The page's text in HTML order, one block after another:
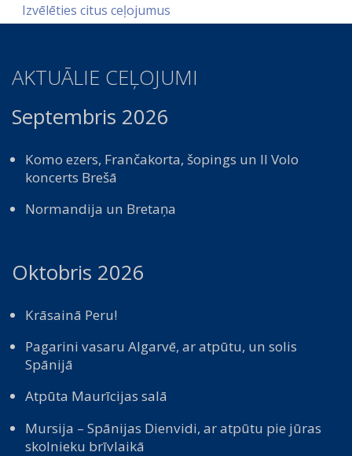
Izvēlēties citus ceļojumus
AKTUĀLIE CEĻOJUMI
Septembris 2026
Komo ezers, Frančakorta, šopings un Il Volo
koncerts Brešā
Normandija un Bretaņa
Oktobris 2026
Krāsainā Peru!
Pagarini vasaru Algarvē, ar atpūtu, un solis
Spānijā
Atpūta Maurīcijas salā
Mursija – Spānijas Dienvidi, ar atpūtu pie jūras
skolnieku brīvlaikā